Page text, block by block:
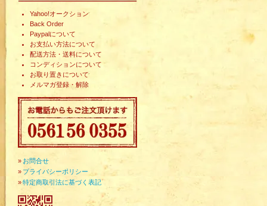
Yahoo!オークション
Back Order
Paypalについて
お支払い方法について
配送方法・送料について
コンディションについて
お取り置きについて
メルマガ登録・解除
» お問合せ
» プライバシーポリシー
»特定商取引法に基づく表記